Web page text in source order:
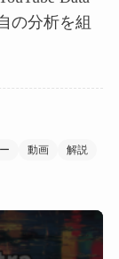
の分析を組
動画
解説